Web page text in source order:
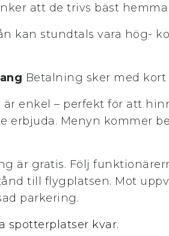
att de trivs bäst
kan stundtals vara hög-
Betalning sker med kort
är enkel – perfekt för att
erbjuda. Menyn kommer
är gratis. Följ
till flygplatsen. Mot
parkering.
spotterplatser kvar.